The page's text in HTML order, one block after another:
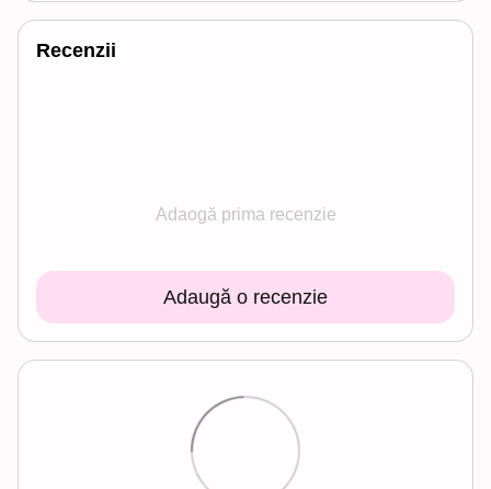
Recenzii
Adaogă prima recenzie
Adaugă o recenzie